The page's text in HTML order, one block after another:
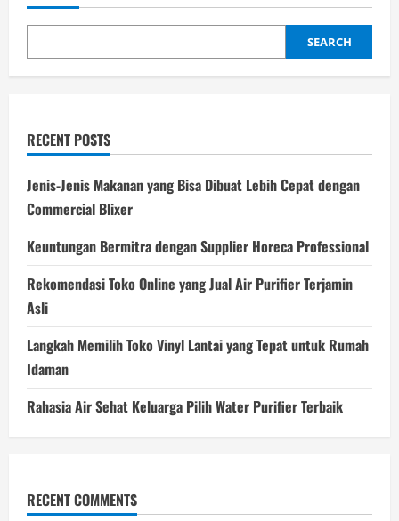
with
Dust
SEARCH
RECENT POSTS
Jenis-Jenis Makanan yang Bisa Dibuat Lebih Cepat dengan
Commercial Blixer
Keuntungan Bermitra dengan Supplier Horeca Professional
Rekomendasi Toko Online yang Jual Air Purifier Terjamin
Asli
Langkah Memilih Toko Vinyl Lantai yang Tepat untuk Rumah
Idaman
Rahasia Air Sehat Keluarga Pilih Water Purifier Terbaik
RECENT COMMENTS